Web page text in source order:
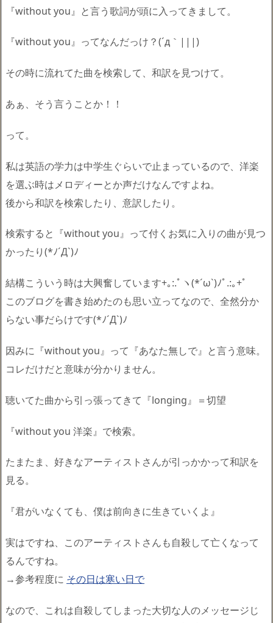
『without you』と言う歌詞が頭に入ってきまして。
『without you』ってなんだっけ？(´д｀|||)
その時に流れてた曲を検索して、和訳を見つけて。
あぁ、そう言うことか！！
って。
私は英語の学力は中学生ぐらいで止まっているので、 洋楽
を選ぶ時はメロディーとか声だけなんですよね。
後から和訳を検索したり、意訳したり。
検索すると『without you』って付くお気に入りの曲が見つ
かったり(*ﾉ´Д`)ﾉ
結構こういう時は大興奮しています+｡:.ﾟヽ(*´ω`)ﾉﾟ.:｡+ﾟ
このブログを書き始めたのも思い立ってなので、 全然分か
らない事だらけです(*ﾉ´Д`)ﾉ
因みに『without you』って『あなた無しで』と言う意味。
コレだけだと意味が分かりません。
聴いてた曲から引っ張ってきて『longing』＝切望
『without you 洋楽』で検索。
たまたま、好きなアーティストさんが引っかかって和訳を
見る。
『君がいなくても、僕は前向きに生きていくよ』
実はですね、 このアーティストさんも自殺して亡くなって
るんですね。
→参考程度に その日は寒い日で
なので、 これは自殺してしまった大切な人のメッセージじ